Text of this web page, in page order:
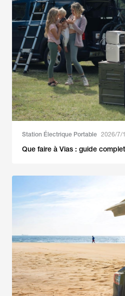
Station Électrique Portable 2026/7/
Que faire à Vias : guide